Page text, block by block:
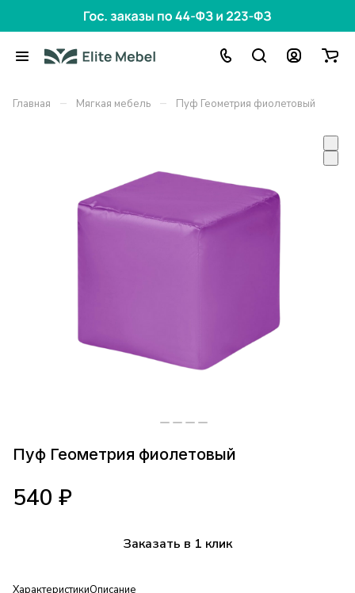
Главная – Мягкая мебель – Пуф Геометрия фиолетовый
Пуф Геометрия фиолетовый
540 ₽
Заказать в 1 клик